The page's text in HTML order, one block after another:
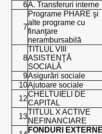
6A. Transferuri interne
7
Programe PHARE şi
alte programe cu
finanţare
nerambursabilă
8
TITLUL VIII
ASISTENŢĂ
SOCIALĂ
9Asigurări sociale
10Ajutoare sociale
12
CHELTUIELI DE
CAPITAL
13
TITLUL X ACTIVE
NEFINANCIARE
FONDURI EXTERNE